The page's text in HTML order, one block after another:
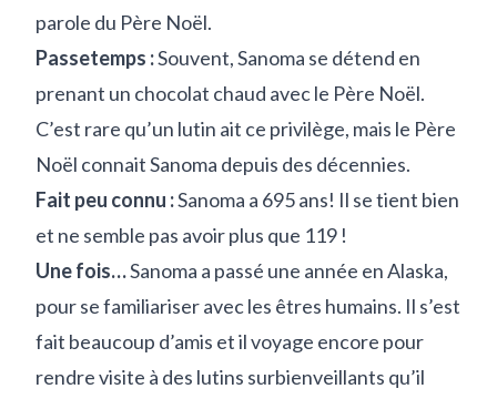
parole du Père Noël.
Passe­temps :Souvent, Sanoma se détend en
prenant un chocolat chaud avec le Père Noël.
C’est rare qu’un lutin ait ce privilège, mais le Père
Noël connait Sanoma depuis des décennies.
Fait peu connu :Sanoma a 695 ans! Il se tient bien
et ne semble pas avoir plus que 119 !
Une fois…Sanoma a passé une année en Alaska,
pour se familiariser avec les êtres humains. Il s’est
fait beaucoup d’amis et il voyage encore pour
rendre visite à des lutins surbienveillants qu’il